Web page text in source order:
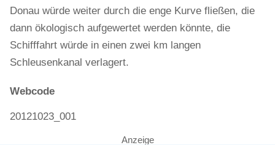
Donau würde weiter durch die enge Kurve fließen, die
dann ökologisch aufgewertet werden könnte, die
Schifffahrt würde in einen zwei km langen
Schleusenkanal verlagert.
Webcode
20121023_001
Anzeige